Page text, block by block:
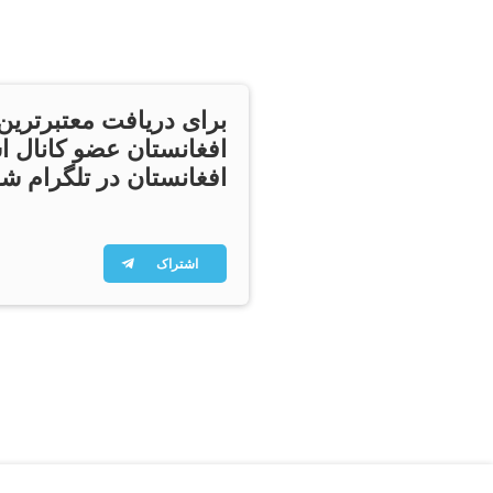
برای دریافت
افغانستان عضو کانال
افغانستان در تلگرام
اشتراک